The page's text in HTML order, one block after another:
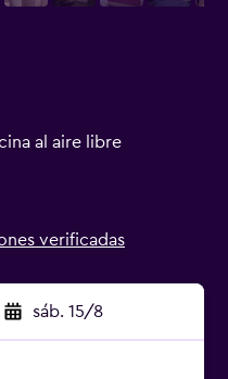
al aire libre
verificadas
sáb. 15/8